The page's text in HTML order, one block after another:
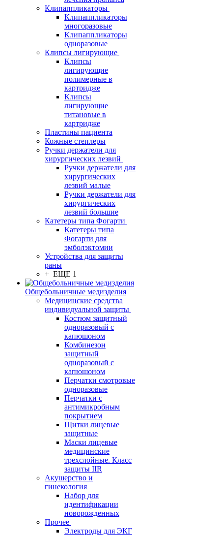
Клипаппликаторы
Клипаппликаторы
многоразовые
Клипаппликаторы
одноразовые
Клипсы лигирующие
Клипсы
лигирующие
полимерные в
картридже
Клипсы
лигирующие
титановые в
картридже
Пластины пациента
Кожные степлеры
Ручки держатели для
хирургических лезвий
Ручки держатели для
хирургических
лезвий малые
Ручки держатели для
хирургических
лезвий большие
Катетеры типа Фогарти
Катетеры типа
Фогарти для
эмболэктомии
Устройства для защиты
раны
+ ЕЩЕ 1
Общебольничные медизделия
Медицинские средства
индивидуальной защиты
Костюм защитный
одноразовый с
капюшоном
Комбинезон
защитный
одноразовый с
капюшоном
Перчатки смотровые
одноразовые
Перчатки с
антимикробным
покрытием
Щитки лицевые
защитные
Маски лицевые
медицинские
трехслойные. Класс
защиты IIR
Акушерство и
гинекология
Набор для
идентификации
новорожденных
Прочее
Электроды для ЭКГ